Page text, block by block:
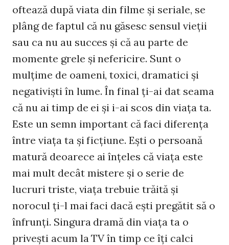
oftează după viata din filme şi seriale, se
plâng de faptul că nu găsesc sensul vieţii
sau ca nu au succes şi că au parte de
momente grele şi nefericire. Sunt o
mulţime de oameni, toxici, dramatici şi
negativişti în lume. În final ţi-ai dat seama
că nu ai timp de ei şi i-ai scos din viaţa ta.
Este un semn important că faci diferenţa
între viaţa ta şi ficţiune. Eşti o persoană
matură deoarece ai înţeles că viaţa este
mai mult decât mistere şi o serie de
lucruri triste, viaţa trebuie trăită şi
norocul ţi-l mai faci dacă eşti pregătit să o
înfrunţi. Singura dramă din viaţa ta o
priveşti acum la TV în timp ce îţi calci